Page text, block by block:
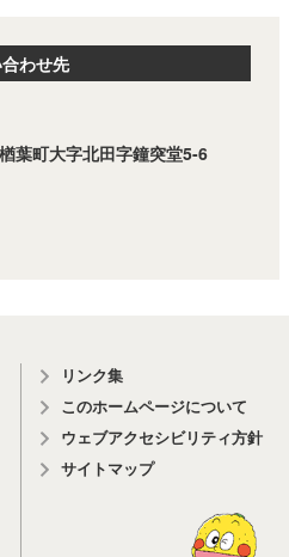
わせ先
葉町大字北田字鐘突堂5-6
リンク集
このホームページについて
ウェブアクセシビリティ方針
サイトマップ